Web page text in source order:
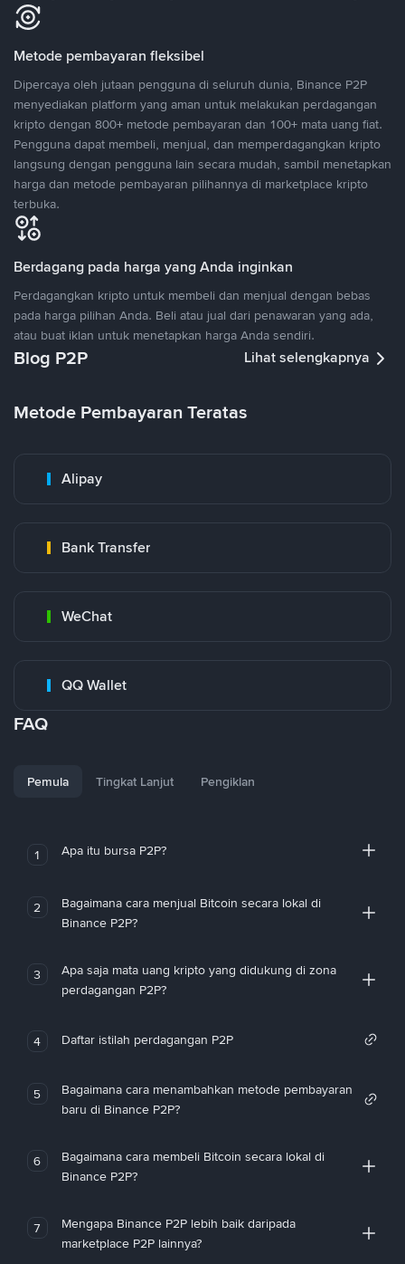
Metode pembayaran fleksibel
Dipercaya oleh jutaan pengguna di seluruh dunia, Binance P2P
menyediakan platform yang aman untuk melakukan perdagangan
kripto dengan 800+ metode pembayaran dan 100+ mata uang fiat.
Pengguna dapat membeli, menjual, dan memperdagangkan kripto
langsung dengan pengguna lain secara mudah, sambil menetapkan
harga dan metode pembayaran pilihannya di marketplace kripto
terbuka.
Berdagang pada harga yang Anda inginkan
Perdagangkan kripto untuk membeli dan menjual dengan bebas
pada harga pilihan Anda. Beli atau jual dari penawaran yang ada,
atau buat iklan untuk menetapkan harga Anda sendiri.
Blog P2P Lihat selengkapnya
Metode Pembayaran Teratas
Alipay
Bank Transfer
WeChat
QQ Wallet
FAQ
Pemula Tingkat Lanjut Pengiklan
1 Apa itu bursa P2P?
2
Bagaimana cara menjual Bitcoin secara lokal di
Binance P2P?
3
Apa saja mata uang kripto yang didukung di zona
perdagangan P2P?
4 Daftar istilah perdagangan P2P
5
Bagaimana cara menambahkan metode pembayaran
baru di Binance P2P?
6
Bagaimana cara membeli Bitcoin secara lokal di
Binance P2P?
7
Mengapa Binance P2P lebih baik daripada
marketplace P2P lainnya?